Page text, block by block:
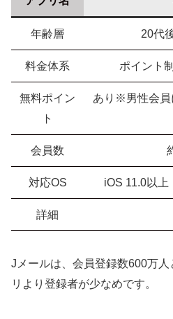
年齢層 20代
料金体系 ポイント
無料ポイン
ト
あり※男性会員
会員数
対応OS iOS 11.0以
詳細
Jメールは、会員登録数600万
リより登録者が少なめです。